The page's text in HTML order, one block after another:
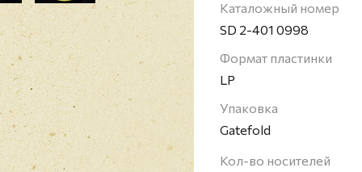
получала награды
альбомов и вошла по
сольные карьеры.
перемена произошла в
основным вокалистом
записью последнего
All Stations Коллинза
неуспехом этого
Каталожный номер
SD 2-401 0998
Формат пластинки
LP
Упаковка
Gatefold
Кол-во носителей